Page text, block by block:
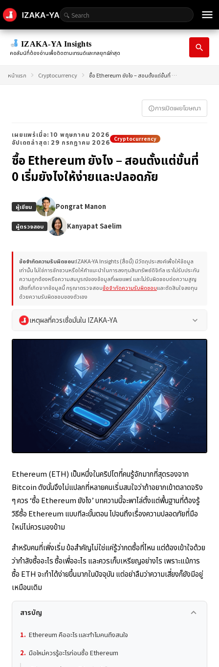
menu
IZAKA-YA Insights
คอลัมน์ที่ต้องอ่านเพื่อติดตามเทรนด์และกลยุทธ์ล่าสุด
search
หน้าแรก Cryptocurrency ซื้อ Ethereum ยังไง – สอนตั้งแต่ขั้นที่ 0 เริ่มยังไงให้ง่ายและปลอดภัย
info_outlineการเปิดเผยโฆษณา
เผยแพร่เมื่อ: 10 พฤษภาคม 2026
อัปเดตล่าสุด: 29 กรกฎาคม 2026
Cryptocurrency
ซื้อ Ethereum ยังไง – สอนตั้งแต่ขั้นที่
0 เริ่มยังไงให้ง่ายและปลอดภัย
ผู้เขียน Pongrat Manon
ผู้ตรวจสอบ Kanyapat Saelim
ข้อจำกัดความรับผิดชอบ:IZAKA-YA Insights (สื่อนี้) มีวัตถุประสงค์เพื่อให้ข้อมูล
เท่านั้น ไม่ใช่การชักชวนหรือให้คำแนะนำในการลงทุนสินทรัพย์ดิจิทัล เราไม่รับประกัน
ความถูกต้องหรือความสมบูรณ์ของข้อมูลที่เผยแพร่ และไม่รับผิดชอบต่อความสูญ
เสียที่เกิดจากข้อมูลนี้ กรุณาตรวจสอบข้อจำกัดความรับผิดชอบและตัดสินใจลงทุน
ด้วยความรับผิดชอบของตัวเอง
เหตุผลที่ควรเชื่อมั่นใน IZAKA-YA keyboard_arrow_down
โครงการของเราเอง เพื่อสนับสนุนการตัดสินใจที่ปลอดภัยของผู้อ่าน เรา
หลีกเลี่ยงการใช้ถ้อยคำที่เกินจริงหรือการยืนยันโดยไม่มีหลักฐาน และให้
ข้อมูลที่เป็นกลางและเป็นกลางเสมอ
เขียนและตรวจสอบโดยทีมผู้เชี่ยวชาญที่มีประสบการณ์มากกว่า 10 ปี
ในอุตสาหกรรม
การวิเคราะห์อย่างเป็นกลางตามวิธีการประเมินโครงการ
การเผยแพร่ข้อมูลอย่างโปร่งใสตามนโยบายบรรณาธิการ
การเตือนความเสี่ยงอย่างละเอียดโดยให้ความสำคัญสูงสุดกับการ
ปกป้องสินทรัพย์ของผู้อ่าน
การอัปเดตข้อมูลเป็นประจำเพื่อรักษาข้อเท็จจริงล่าสุด
Ethereum (ETH) เป็นหนึ่งในคริปโตที่คนรู้จักมากที่สุดรองจาก
Bitcoin ดังนั้นจึงไม่แปลกที่หลายคนเริ่มสนใจว่าถ้าอยากเข้าตลาดจริง
ๆ ควร ‘ซื้อ Ethereum ยังไง’ บทความนี้จะพาไล่ตั้งแต่พื้นฐานที่ต้องรู้
วิธีซื้อ Ethereum แบบทีละขั้นตอน ไปจนถึงเรื่องความปลอดภัยที่มือ
ใหม่ไม่ควรมองข้าม
สำหรับคนที่เพิ่งเริ่ม ข้อสำคัญไม่ใช่แค่รู้ว่ากดซื้อที่ไหน แต่ต้องเข้าใจด้วย
ว่ากำลังซื้ออะไร ซื้อเพื่ออะไร และควรเก็บเหรียญอย่างไร เพราะแม้การ
ซื้อ ETH จะทำได้ง่ายขึ้นมากในปัจจุบัน แต่อย่าลืมว่าความเสี่ยงก็ยังมีอยู่
เหมือนเดิม
สารบัญ keyboard_arrow_up
Ethereum คืออะไร และทำไมคนถึงสนใจ
มือใหม่ควรรู้อะไรก่อนซื้อ Ethereum